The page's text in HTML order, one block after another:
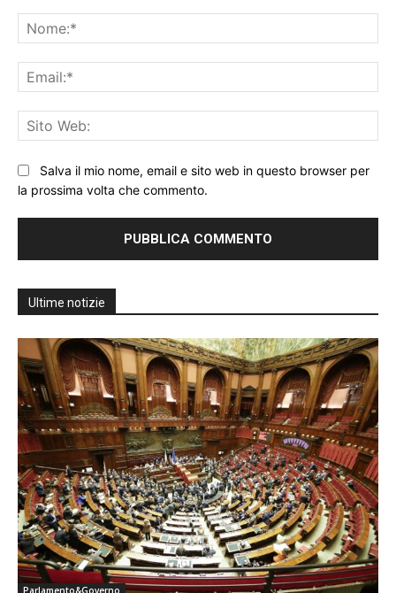
Salva il mio nome, email e sito web in questo browser per
la prossima volta che commento.
Ultime notizie